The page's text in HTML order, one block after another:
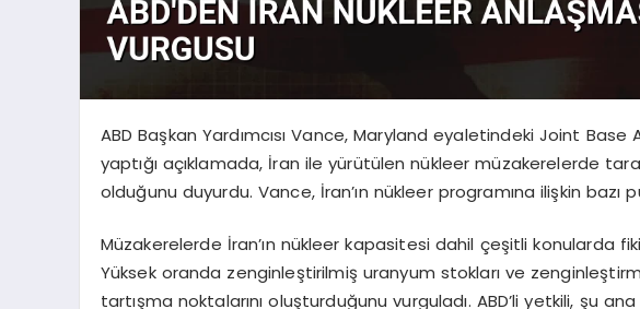
ABD Başkan Yardımcısı Vance, Maryland eyaletindeki Joint
yaptığı açıklamada, İran ile yürütülen nükleer müzakerelerde
olduğunu duyurdu. Vance, İran’ın nükleer programına ilişkin
Müzakerelerde İran’ın nükleer kapasitesi dahil çeşitli konularda
Yüksek oranda zenginleştirilmiş uranyum stokları ve
tartışma noktalarını oluşturduğunu vurguladı. ABD’li yetkili, şu